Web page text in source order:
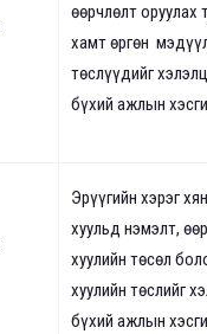
өөрчлөлт оруулах
хамт өргөн
төслүүдийг
бүхий ажлын
Эрүүгийн хэрэг
хуульд нэмэлт,
хуулийн төсөл
хуулийн төслийг
бүхий ажлын